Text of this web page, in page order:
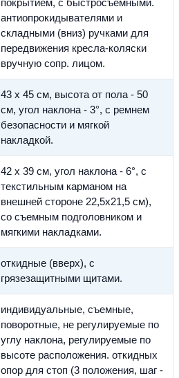
антиопрокидывателями и
складными (вниз) ручками для
передвижения кресла-коляски
вручную сопр. лицом.
43 х 45 см, высота от пола - 50
см, угол наклона - 3°, с ремнем
безопасности и мягкой
накладкой.
42 х 39 см, угол наклона - 6°, с
текстильным карманом на
внешней стороне 22,5х21,5 см),
со съемным подголовником и
мягкими накладками.
откидные (вверх), с
грязезащитными щитами.
индивидуальные, съемные,
поворотные, не регулируемые по
углу наклона, регулируемые по
высоте расположения. откидных
опор для стоп (3 положения, шаг -